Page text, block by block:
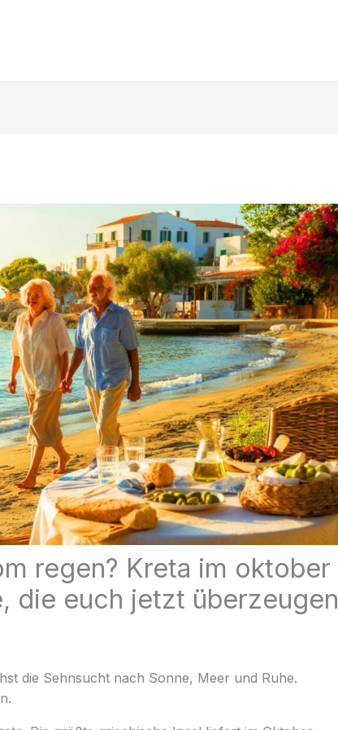
regen? Kreta im oktober
die euch jetzt überzeugen
die Sehnsucht nach Sonne, Meer und Ruhe.